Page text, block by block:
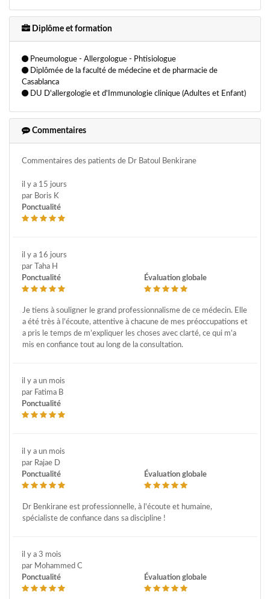
Diplôme et formation
Pneumologue - Allergologue - Phtisiologue
Diplômée de la faculté de médecine et de pharmacie de
Casablanca
DU D'allergologie et d'Immunologie clinique (Adultes et Enfant)
Commentaires
Commentaires des patients de Dr Batoul Benkirane
il y a 15 jours
par Boris K
Ponctualité
il y a 16 jours
par Taha H
Ponctualité
Évaluation globale
Je tiens à souligner le grand professionnalisme de ce médecin. Elle
a été très à l’écoute, attentive à chacune de mes préoccupations et
a pris le temps de m’expliquer les choses avec clarté, ce qui m’a
mis en confiance tout au long de la consultation.
il y a un mois
par Fatima B
Ponctualité
il y a un mois
par Rajae D
Ponctualité
Évaluation globale
Dr Benkirane est professionnelle, à l'écoute et humaine,
spécialiste de confiance dans sa discipline !
il y a 3 mois
par Mohammed C
Ponctualité
Évaluation globale